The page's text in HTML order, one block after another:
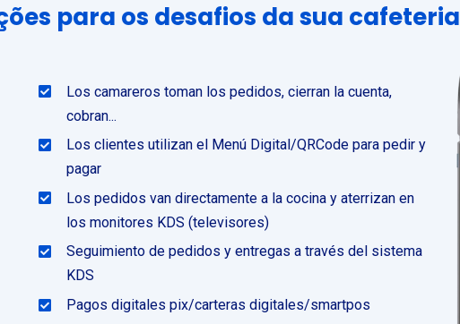
para os desafios da sua cafeteria
Los camareros toman los pedidos, cierran la cuenta,
cobran...
Los clientes utilizan el Menú Digital/QRCode para pedir y
pagar
Los pedidos van directamente a la cocina y aterrizan en
los monitores KDS (televisores)
Seguimiento de pedidos y entregas a través del sistema
KDS
Pagos digitales pix/carteras digitales/smartpos